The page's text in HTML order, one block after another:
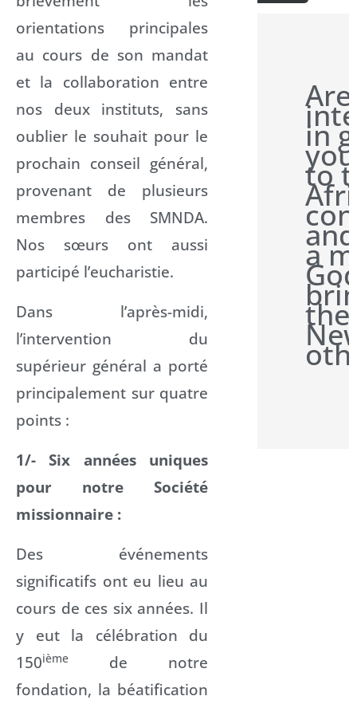
orientations principales
au cours de son mandat
et la collaboration entre
nos deux instituts, sans
oublier le souhait pour le
prochain conseil général,
provenant de plusieurs
membres des SMNDA.
Nos sœurs ont aussi
participé l’eucharistie.
Dans l’après-midi,
l’intervention du
supérieur général a porté
principalement sur quatre
points :
1/- Six années uniques
pour notre Société
missionnaire :
Des événements
significatifs ont eu lieu au
cours de ces six années. Il
y eut la célébration du
150ième
de notre
fondation, la béatification
in
to
a
the